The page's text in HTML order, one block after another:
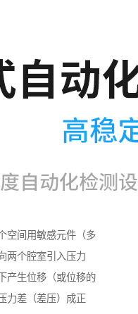
空间用敏感元件（多
两个腔室引入压力
产生位移（或位移的
力差（差压）成正